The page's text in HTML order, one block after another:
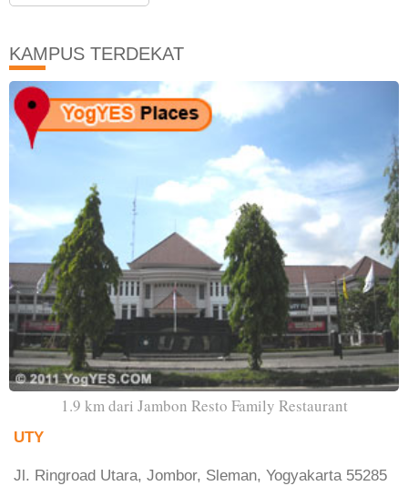
KAMPUS TERDEKAT
1.9 km dari Jambon Resto Family Restaurant
UTY
Jl. Ringroad Utara, Jombor, Sleman, Yogyakarta 55285